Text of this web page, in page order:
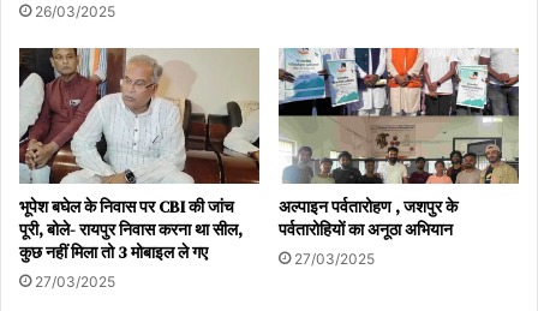
26/03/2025
भूपेश बघेल के निवास पर CBI की जांच
पूरी, बोले- रायपुर निवास करना था सील,
कुछ नहीं मिला तो 3 मोबाइल ले गए
27/03/2025
अल्पाइन पर्वतारोहण , जशपुर के
पर्वतारोहियों का अनूठा अभियान
27/03/2025